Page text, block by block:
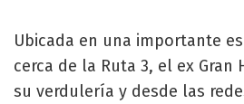
Ubicada en una importante
cerca de la Ruta 3, el ex Gran
su verdulería y desde las